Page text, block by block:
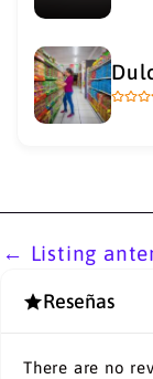
← Listing
Reseñas
There are no